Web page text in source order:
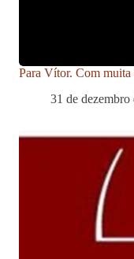
Para Vítor. Com muita
31 de dezembro